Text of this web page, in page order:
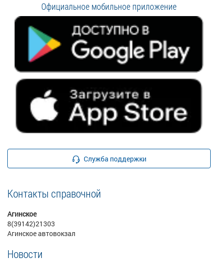
Официальное мобильное приложение
Служба поддержки
Контакты справочной
Агинское
8(39142)21303
Агинское автовокзал
Новости